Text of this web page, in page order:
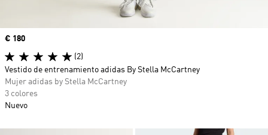
Precio
€ 180
(2)
Vestido de entrenamiento adidas By Stella McCartney
Mujer adidas by Stella McCartney
3 colores
Nuevo